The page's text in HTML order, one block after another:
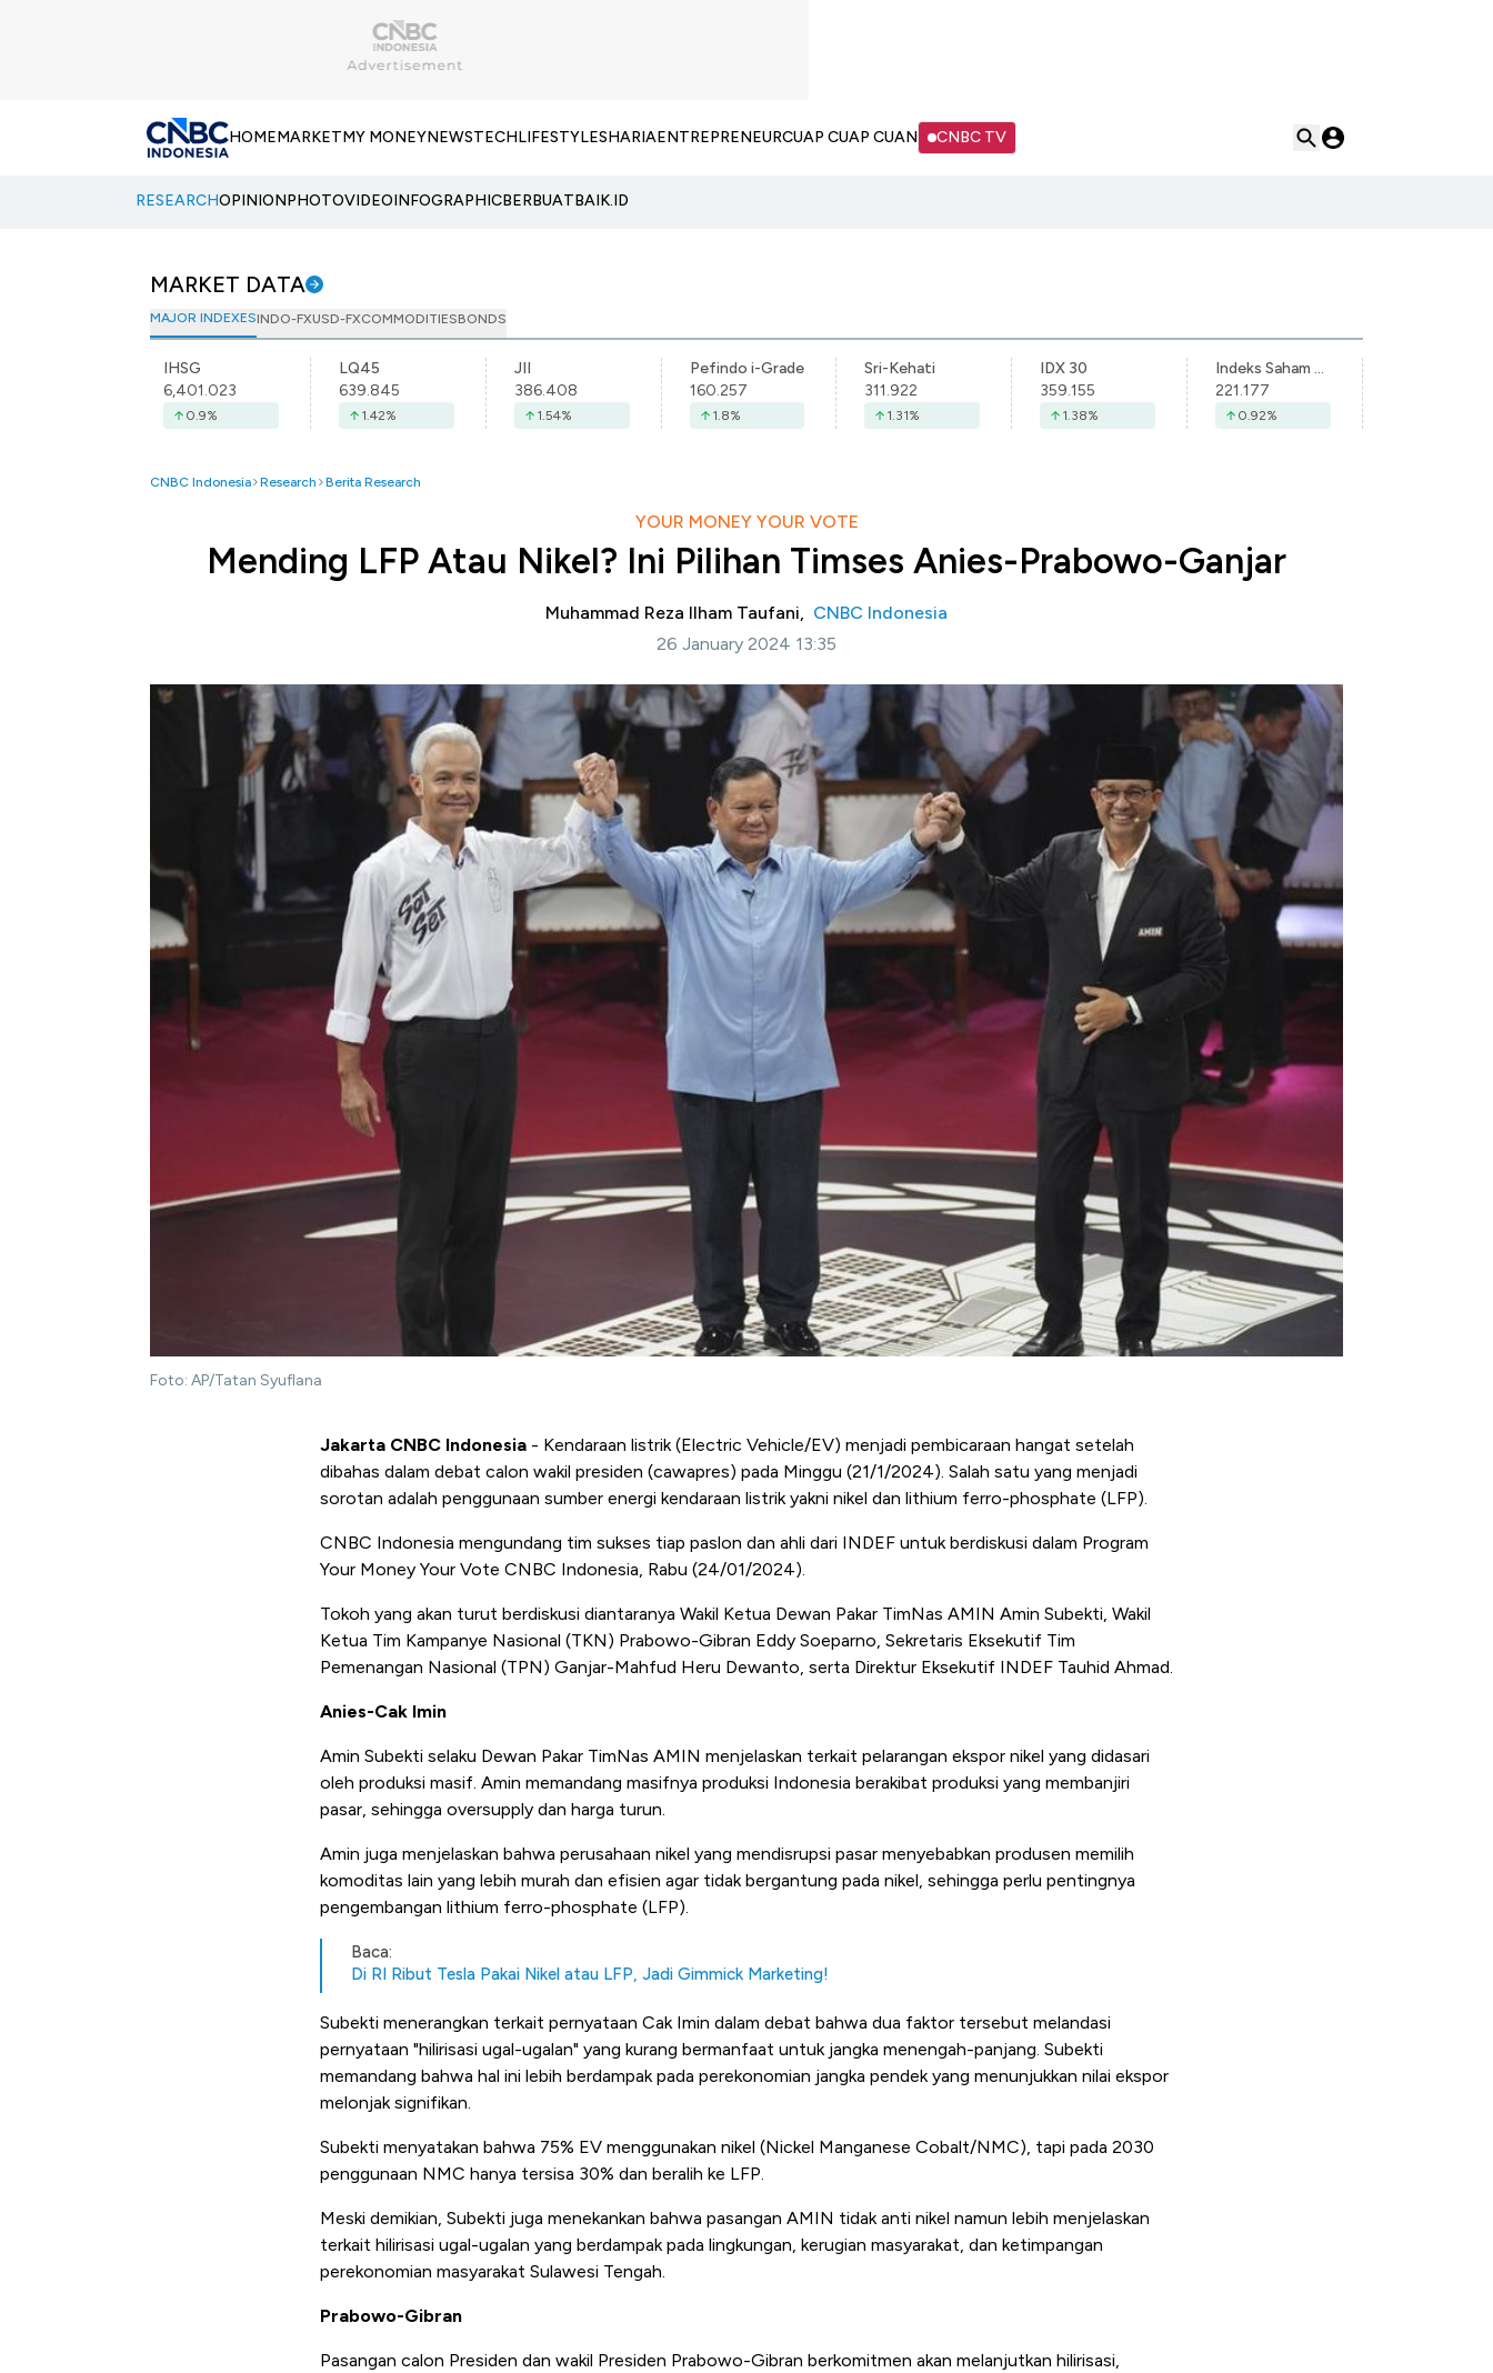
HOMEMARKETMY MONEYNEWSTECHLIFESTYLESHARIAENTREPRENEURCUAP CUAP CUAN CNBC TV
RESEARCHOPINIONPHOTOVIDEOINFOGRAPHICBERBUATBAIK.ID
MARKET DATA
MAJOR INDEXESINDO-FXUSD-FXCOMMODITIESBONDS
IHSG
6,401.023
0.9%
LQ45
639.845
1.42%
JII
386.408
1.54%
Pefindo i-Grade
160.257
1.8%
Sri-Kehati
311.922
1.31%
IDX 30
359.155
1.38%
Indeks Saham Syariah Indonesia
221.177
0.92%
CNBC Indonesia Research Berita Research
YOUR MONEY YOUR VOTE
Mending LFP Atau Nikel? Ini Pilihan Timses Anies-Prabowo-Ganjar
Muhammad Reza Ilham Taufani, CNBC Indonesia
26 January 2024 13:35
Foto: AP/Tatan Syuflana
Jakarta CNBC Indonesia - Kendaraan listrik (Electric Vehicle/EV) menjadi pembicaraan hangat setelah
dibahas dalam debat calon wakil presiden (cawapres) pada Minggu (21/1/2024). Salah satu yang menjadi
sorotan adalah penggunaan sumber energi kendaraan listrik yakni nikel dan lithium ferro-phosphate (LFP).
CNBC Indonesia mengundang tim sukses tiap paslon dan ahli dari INDEF untuk berdiskusi dalam Program
Your Money Your Vote CNBC Indonesia, Rabu (24/01/2024).
Tokoh yang akan turut berdiskusi diantaranya Wakil Ketua Dewan Pakar TimNas AMIN Amin Subekti, Wakil
Ketua Tim Kampanye Nasional (TKN) Prabowo-Gibran Eddy Soeparno, Sekretaris Eksekutif Tim
Pemenangan Nasional (TPN) Ganjar-Mahfud Heru Dewanto, serta Direktur Eksekutif INDEF Tauhid Ahmad.
Anies-Cak Imin
Amin Subekti selaku Dewan Pakar TimNas AMIN menjelaskan terkait pelarangan ekspor nikel yang didasari
oleh produksi masif. Amin memandang masifnya produksi Indonesia berakibat produksi yang membanjiri
pasar, sehingga oversupply dan harga turun.
Amin juga menjelaskan bahwa perusahaan nikel yang mendisrupsi pasar menyebabkan produsen memilih
komoditas lain yang lebih murah dan efisien agar tidak bergantung pada nikel, sehingga perlu pentingnya
pengembangan lithium ferro-phosphate (LFP).
Baca:
Di RI Ribut Tesla Pakai Nikel atau LFP, Jadi Gimmick Marketing!
Subekti menerangkan terkait pernyataan Cak Imin dalam debat bahwa dua faktor tersebut melandasi
pernyataan "hilirisasi ugal-ugalan" yang kurang bermanfaat untuk jangka menengah-panjang. Subekti
memandang bahwa hal ini lebih berdampak pada perekonomian jangka pendek yang menunjukkan nilai ekspor
melonjak signifikan.
Subekti menyatakan bahwa 75% EV menggunakan nikel (Nickel Manganese Cobalt/NMC), tapi pada 2030
penggunaan NMC hanya tersisa 30% dan beralih ke LFP.
Meski demikian, Subekti juga menekankan bahwa pasangan AMIN tidak anti nikel namun lebih menjelaskan
terkait hilirisasi ugal-ugalan yang berdampak pada lingkungan, kerugian masyarakat, dan ketimpangan
perekonomian masyarakat Sulawesi Tengah.
Prabowo-Gibran
Pasangan calon Presiden dan wakil Presiden Prabowo-Gibran berkomitmen akan melanjutkan hilirisasi,